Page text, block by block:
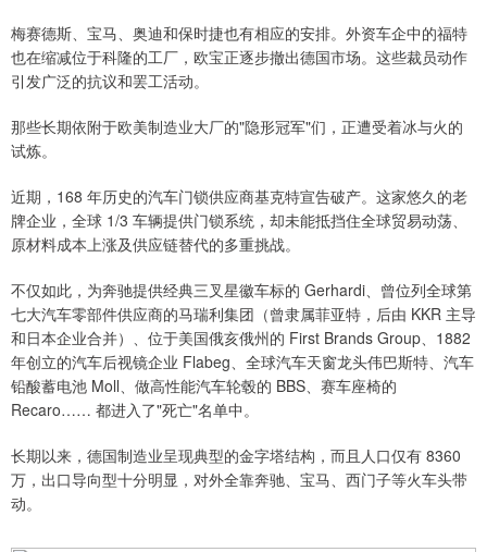
梅赛德斯、宝马、奥迪和保时捷也有相应的安排。外资车企中的福特
也在缩减位于科隆的工厂，欧宝正逐步撤出德国市场。这些裁员动作
引发广泛的抗议和罢工活动。
那些长期依附于欧美制造业大厂的"隐形冠军"们，正遭受着冰与火的
试炼。
近期，168 年历史的汽车门锁供应商基克特宣告破产。这家悠久的老
牌企业，全球 1/3 车辆提供门锁系统，却未能抵挡住全球贸易动荡、
原材料成本上涨及供应链替代的多重挑战。
不仅如此，为奔驰提供经典三叉星徽车标的 Gerhardi、曾位列全球第
七大汽车零部件供应商的马瑞利集团（曾隶属菲亚特，后由 KKR 主导
和日本企业合并）、位于美国俄亥俄州的 First Brands Group、1882
年创立的汽车后视镜企业 Flabeg、全球汽车天窗龙头伟巴斯特、汽车
铅酸蓄电池 Moll、做高性能汽车轮毂的 BBS、赛车座椅的
Recaro…… 都进入了"死亡"名单中。
长期以来，德国制造业呈现典型的金字塔结构，而且人口仅有 8360
万，出口导向型十分明显，对外全靠奔驰、宝马、西门子等火车头带
动。